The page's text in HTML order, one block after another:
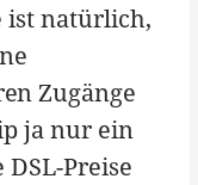
ist natürlich,
Zugänge
ja nur ein
Preise